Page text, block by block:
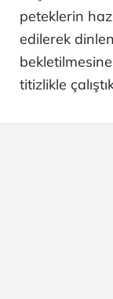
peteklerin
edilerek
titizlikle